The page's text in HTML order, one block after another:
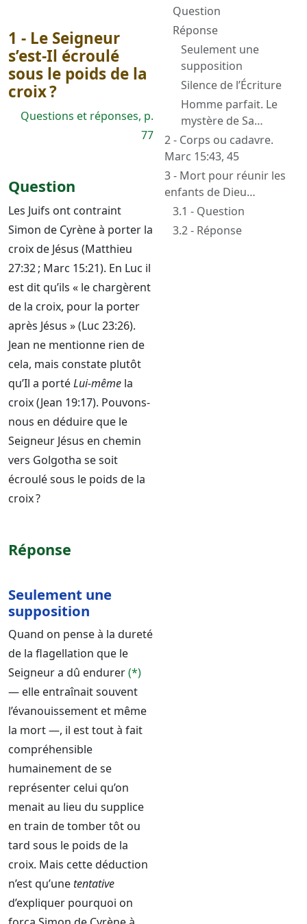
1 - Le Seigneur
s’est-Il écroulé
sous le poids de la
croix ?
Questions et réponses, p.
77
Question
Les Juifs ont contraint
Simon de Cyrène à porter la
croix de Jésus (Matthieu
27:32 ; Marc 15:21). En Luc il
est dit qu’ils « le chargèrent
de la croix, pour la porter
après Jésus » (Luc 23:26).
Jean ne mentionne rien de
cela, mais constate plutôt
qu’Il a portéLui-même la
croix (Jean 19:17). Pouvons-
nous en déduire que le
Seigneur Jésus en chemin
vers Golgotha se soit
écroulé sous le poids de la
croix ?
Réponse
Seulement une
supposition
Quand on pense à la dureté
de la flagellation que le
Seigneur a dû endurer(*)
— elle entraînait souvent
l’évanouissement et même
la mort —, il est tout à fait
compréhensible
humainement de se
représenter celui qu’on
menait au lieu du supplice
en train de tomber tôt ou
tard sous le poids de la
croix. Mais cette déduction
n’est qu’unetentative
d’expliquer pourquoi on
de la croix ?
Question
Réponse
Seulement une
supposition
Silence de l’Écriture
Homme parfait. Le
mystère de Sa
personne
2 - Corps ou cadavre.
Marc 15:43, 45
3 - Mort pour réunir les
enfants de Dieu
dispersés : lesquels ?
(Jean 11:51, 52)
3.1 - Question
3.2 - Réponse